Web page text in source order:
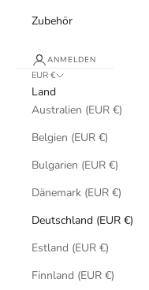
Zubehör
ANMELDEN
EUR €
Land
Australien (EUR €)
Belgien (EUR €)
Bulgarien (EUR €)
Dänemark (EUR €)
Deutschland (EUR €)
Estland (EUR €)
Finnland (EUR €)